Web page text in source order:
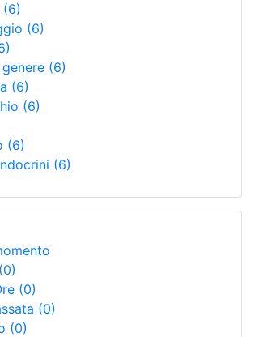
(6)
(6)
(6)
(6)
(6)
(6)
(6)
(0)
(0)
(0)
(0)